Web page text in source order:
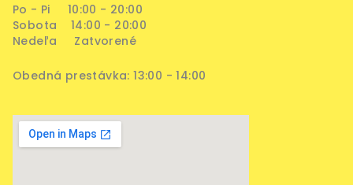
Po - Pi 10:00 - 20:00
Sobota 14:00 - 20:00
Nedeľa Zatvorené
Obedná prestávka: 13:00 - 14:00